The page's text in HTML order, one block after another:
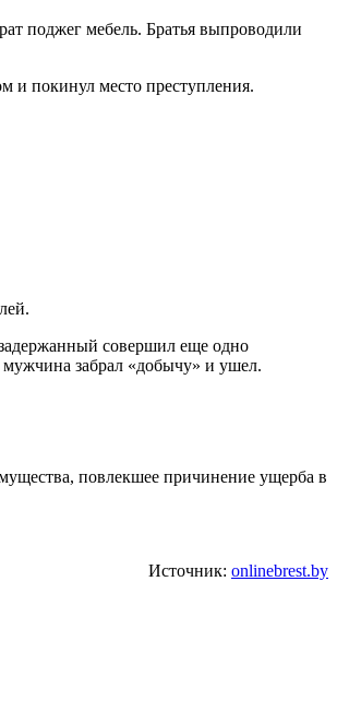
поджег мебель. Братья выпроводили
и покинул место преступления.
совершил еще одно
забрал «добычу» и ушел.
повлекшее причинение ущерба в
Источник: onlinebrest.by